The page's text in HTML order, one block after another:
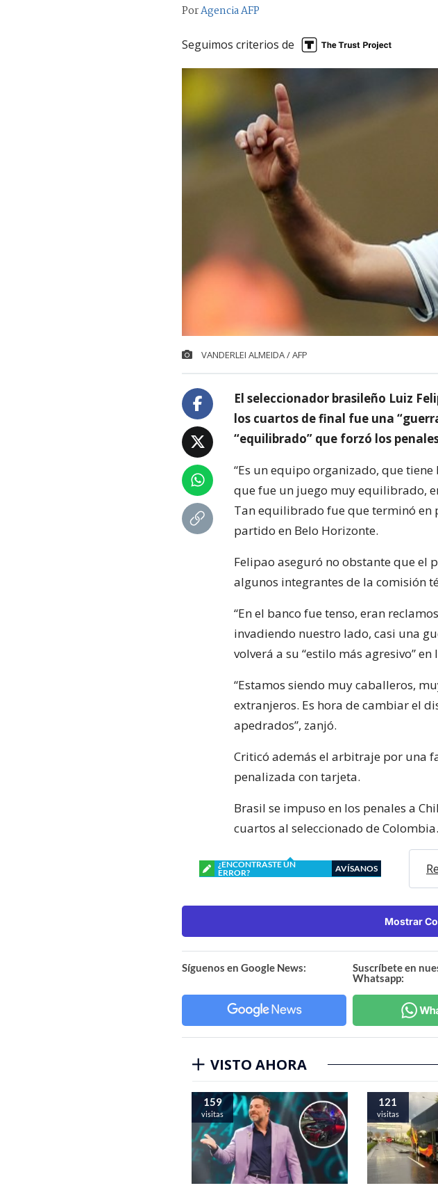
PorAgencia AFP
Seguimos criterios de
VANDERLEI ALMEIDA / AFP
El seleccionador brasileño Luiz
los cuartos de final fue una
“equilibrado” que forzó los
“Es un equipo organizado, que
que fue un juego muy equilibrado,
Tan equilibrado fue que terminó en
partido en Belo Horizonte.
Felipao aseguró no obstante que el
algunos integrantes de la comisión
“En el banco fue tenso, eran
invadiendo nuestro lado, casi una
volverá a su “estilo más agresivo”
“Estamos siendo muy caballeros,
extranjeros. Es hora de cambiar el
apedrados”, zanjó.
Criticó además el arbitraje por una
penalizada con tarjeta.
Brasil se impuso en los penales a
cuartos al seleccionado de Colombia.
¿ENCONTRASTE UN
ERROR?
AVÍSANOS
Mostrar
Síguenos en Google News:
Suscríbete en
Whatsapp:
VISTO AHORA
159
visitas
121
visitas